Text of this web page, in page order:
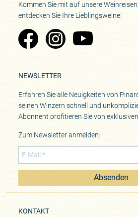
Kommen Sie mit auf unsere
entdecken Sie Ihre Lieblingsweine:
Zu Pinard's Facebook-Seite
Zu Pinard's Instagram-
Zu Pinard's
NEWSLETTER
Erfahren Sie alle Neuigkeiten von
seinen Winzern schnell und
Abonnent profitieren Sie von
Zum Newsletter anmelden:
Absenden
KONTAKT